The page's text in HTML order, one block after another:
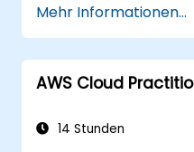
Python-
schreiben, zu
bereitzustellen.
Mit anderen
Mehr Informationen...
AWS Cloud
14 Stunden